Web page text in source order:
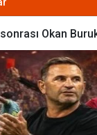
sonrası Okan